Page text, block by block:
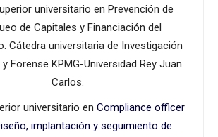
universitario en Prevención de
de Capitales y Financiación del
Cátedra universitaria de Investigación
Forense KPMG-Universidad Rey Juan
Carlos.
universitario en Compliance officer
implantación y seguimiento de